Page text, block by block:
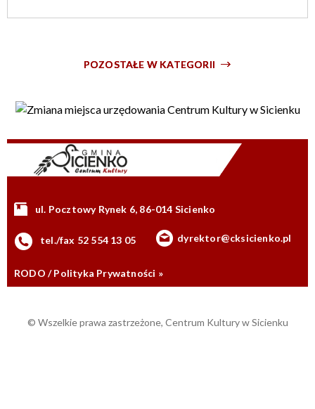
POZOSTAŁE W KATEGORII
ul. Pocztowy Rynek 6, 86-014 Sicienko
tel./fax 52 554 13 05 dyrektor@cksicienko.pl
RODO / Polityka Prywatności »
© Wszelkie prawa zastrzeżone, Centrum Kultury w Sicienku